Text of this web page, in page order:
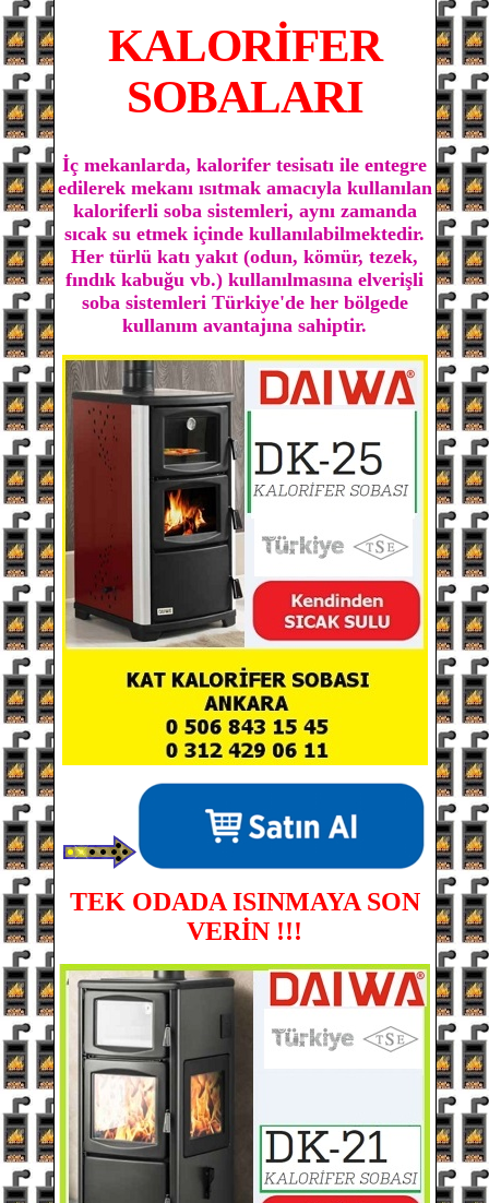
KALORİFER
SOBALARI
İç mekanlarda, kalorifer tesisatı ile entegre
edilerek mekanı ısıtmak amacıyla kullanılan
kaloriferli soba sistemleri, aynı zamanda
sıcak su etmek içinde kullanılabilmektedir.
Her türlü katı yakıt (odun, kömür, tezek,
fındık kabuğu vb.) kullanılmasına elverişli
soba sistemleri Türkiye'de her bölgede
kullanım avantajına sahiptir.
TEK ODADA ISINMAYA SON
VERİN !!!